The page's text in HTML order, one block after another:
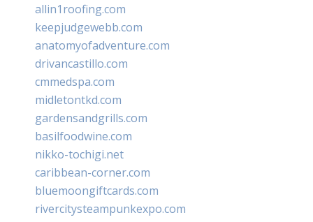
allin1roofing.com
keepjudgewebb.com
anatomyofadventure.com
drivancastillo.com
cmmedspa.com
midletontkd.com
gardensandgrills.com
basilfoodwine.com
nikko-tochigi.net
caribbean-corner.com
bluemoongiftcards.com
rivercitysteampunkexpo.com